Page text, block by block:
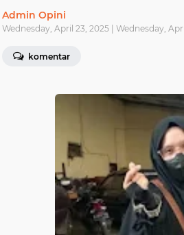
Admin Opini
Wednesday, April 23, 2025 | Wednesday,
komentar